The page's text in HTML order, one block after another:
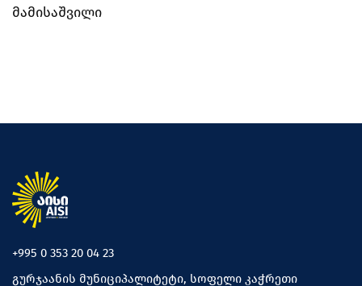
მამისაშვილი
+995 0 353 20 04 23
გურჯაანის მუნიციპალიტეტი, სოფელი კაჭრეთი